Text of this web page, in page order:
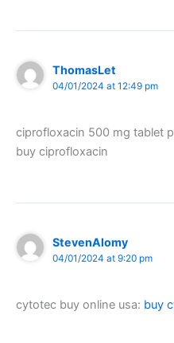
ThomasLet
04/01/2024 at 12:49 pm
ciprofloxacin 500 mg tablet
buy ciprofloxacin
StevenAlomy
04/01/2024 at 9:20 pm
cytotec buy online usa: buy